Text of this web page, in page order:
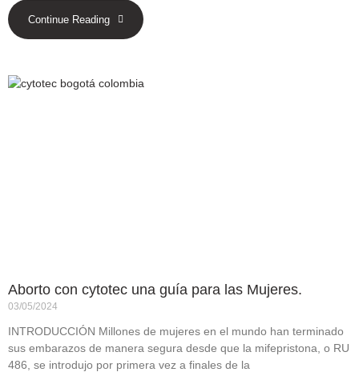
Continue Reading
Aborto con cytotec una guía para las Mujeres.
03/05/2024
INTRODUCCIÓN Millones de mujeres en el mundo han terminado
sus embarazos de manera segura desde que la mifepristona, o RU
486, se introdujo por primera vez a finales de la